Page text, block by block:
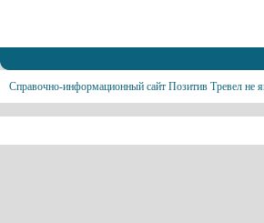
Справочно-информационный сайт Позитив Тревел не